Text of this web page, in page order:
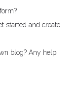
started and create
blog? Any help